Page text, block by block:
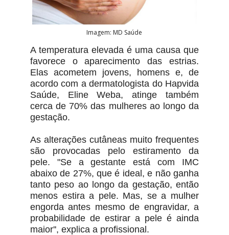
Imagem: MD Saúde
A temperatura elevada é uma causa que
favorece o aparecimento das estrias.
Elas acometem jovens, homens e, de
acordo com a dermatologista do Hapvida
Saúde, Eline Weba, atinge também
cerca de 70% das mulheres ao longo da
gestação.
As alterações cutâneas muito frequentes
são provocadas pelo estiramento da
pele. "Se a gestante está com IMC
abaixo de 27%, que é ideal, e não ganha
tanto peso ao longo da gestação, então
menos estira a pele. Mas, se a mulher
engorda antes mesmo de engravidar, a
probabilidade de estirar a pele é ainda
maior'', explica a profissional.